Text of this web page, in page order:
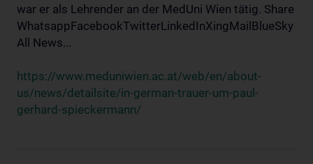
war er als Lehrender an der MedUni Wien tätig. Share
WhatsappFacebookTwitterLinkedInXingMailBlueSky
All News...
https://www.meduniwien.ac.at/web/en/about-
us/news/detailsite/in-german-trauer-um-paul-
gerhard-spieckermann/